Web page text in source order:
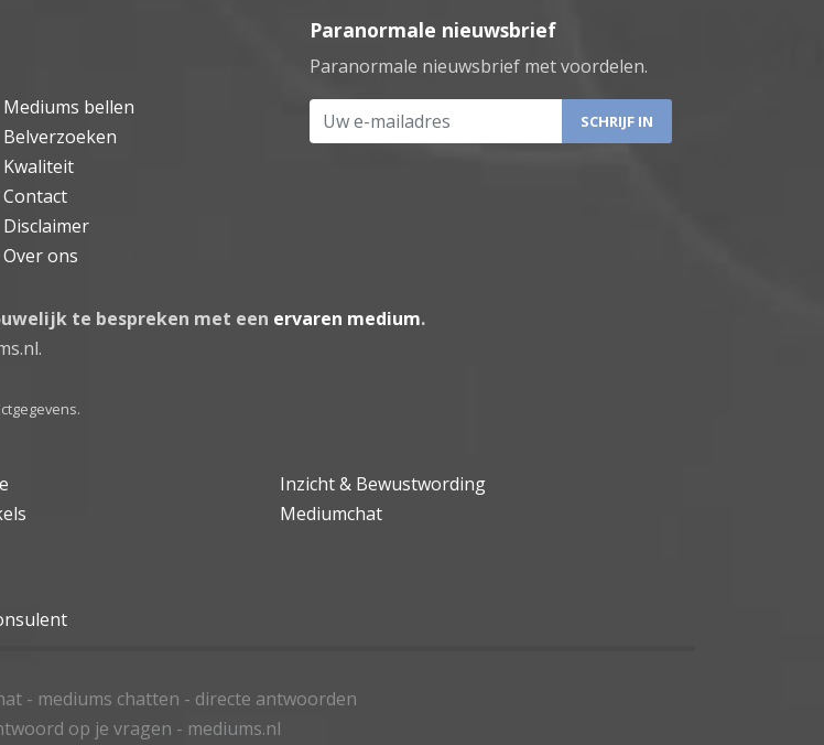
Mediums bellen
Belverzoeken
Kwaliteit
Contact
Disclaimer
Over ons
Paranormale nieuwsbrief
Paranormale nieuwsbrief met voordelen.
Uw e-mailadres
te bespreken met een ervaren medium.
Inzicht & Bewustwording
Mediumchat
- mediums chatten - directe antwoorden
op je vragen - mediums.nl